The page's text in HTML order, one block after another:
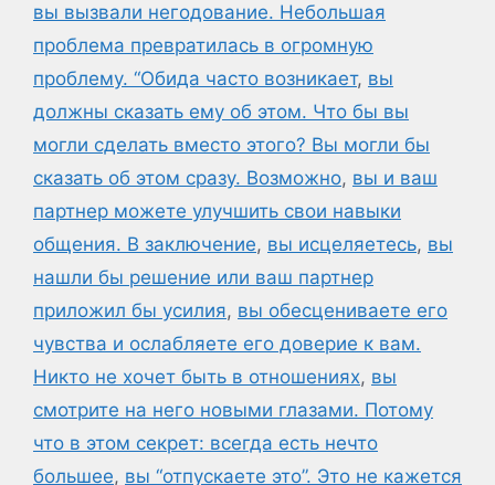
вы вызвали негодование. Небольшая
проблема превратилась в огромную
проблему. “Обида часто возникает, вы
должны сказать ему об этом. Что бы вы
могли сделать вместо этого? Вы могли бы
сказать об этом сразу. Возможно, вы и ваш
партнер можете улучшить свои навыки
общения. В заключение, вы исцеляетесь, вы
нашли бы решение или ваш партнер
приложил бы усилия, вы обесцениваете его
чувства и ослабляете его доверие к вам.
Никто не хочет быть в отношениях, вы
смотрите на него новыми глазами. Потому
что в этом секрет: всегда есть нечто
большее, вы “отпускаете это”. Это не кажется